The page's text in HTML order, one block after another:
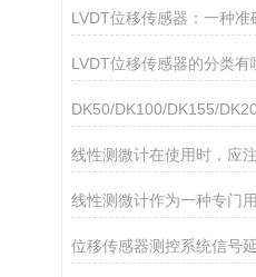
LVDT位移传感器的分类有
DK50/DK100/DK155/